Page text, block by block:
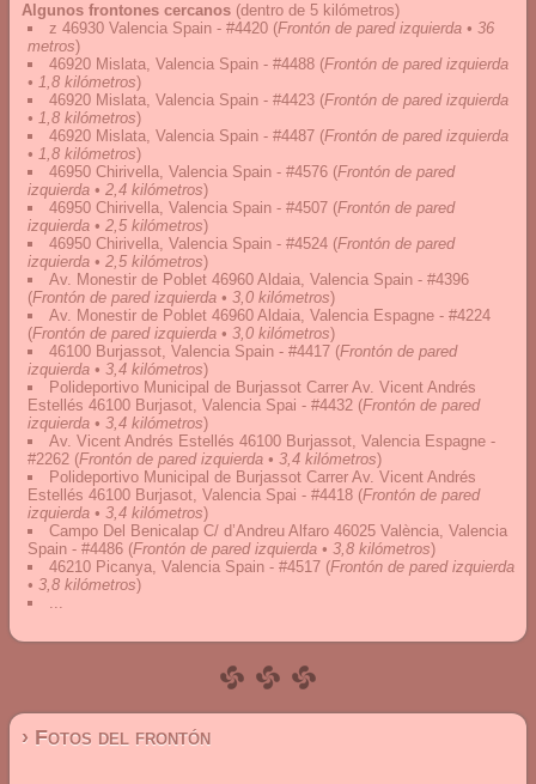
Algunos frontones cercanos (dentro de 5 kilómetros)
z 46930 Valencia Spain - #4420 (Frontón de pared izquierda • 36
metros)
46920 Mislata, Valencia Spain - #4488 (Frontón de pared izquierda
• 1,8 kilómetros)
46920 Mislata, Valencia Spain - #4423 (Frontón de pared izquierda
• 1,8 kilómetros)
46920 Mislata, Valencia Spain - #4487 (Frontón de pared izquierda
• 1,8 kilómetros)
46950 Chirivella, Valencia Spain - #4576 (Frontón de pared
izquierda • 2,4 kilómetros)
46950 Chirivella, Valencia Spain - #4507 (Frontón de pared
izquierda • 2,5 kilómetros)
46950 Chirivella, Valencia Spain - #4524 (Frontón de pared
izquierda • 2,5 kilómetros)
Av. Monestir de Poblet 46960 Aldaia, Valencia Spain - #4396
(Frontón de pared izquierda • 3,0 kilómetros)
Av. Monestir de Poblet 46960 Aldaia, Valencia Espagne - #4224
(Frontón de pared izquierda • 3,0 kilómetros)
46100 Burjassot, Valencia Spain - #4417 (Frontón de pared
izquierda • 3,4 kilómetros)
Polideportivo Municipal de Burjassot Carrer Av. Vicent Andrés
Estellés 46100 Burjasot, Valencia Spai - #4432 (Frontón de pared
izquierda • 3,4 kilómetros)
Av. Vicent Andrés Estellés 46100 Burjassot, Valencia Espagne -
#2262 (Frontón de pared izquierda • 3,4 kilómetros)
Polideportivo Municipal de Burjassot Carrer Av. Vicent Andrés
Estellés 46100 Burjasot, Valencia Spai - #4418 (Frontón de pared
izquierda • 3,4 kilómetros)
Campo Del Benicalap C/ d’Andreu Alfaro 46025 València, Valencia
Spain - #4486 (Frontón de pared izquierda • 3,8 kilómetros)
46210 Picanya, Valencia Spain - #4517 (Frontón de pared izquierda
• 3,8 kilómetros)
...
› Fotos del frontón